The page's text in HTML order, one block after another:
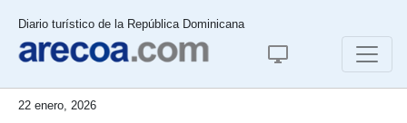
Diario turístico de la República Dominicana
22 enero, 2026